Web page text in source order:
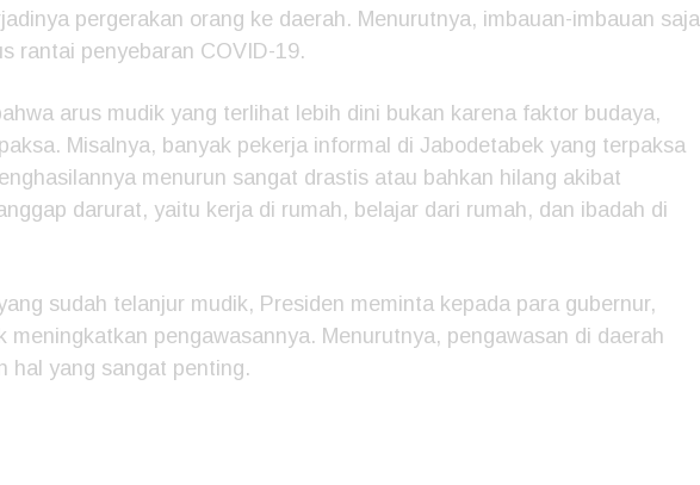
pergerakan orang ke daerah. Menurutnya, imbauan-imbauan saja
rantai penyebaran COVID-19.
arus mudik yang terlihat lebih dini bukan karena faktor budaya,
Misalnya, banyak pekerja informal di Jabodetabek yang terpaksa
menurun sangat drastis atau bahkan hilang akibat
darurat, yaitu kerja di rumah, belajar dari rumah, dan ibadah di
sudah telanjur mudik, Presiden meminta kepada para gubernur,
meningkatkan pengawasannya. Menurutnya, pengawasan di daerah
hal yang sangat penting.